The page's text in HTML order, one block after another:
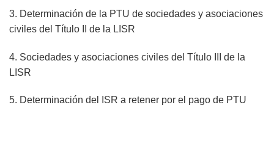
3. Determinación de la PTU de sociedades y asociaciones
civiles del Título II de la LISR
4. Sociedades y asociaciones civiles del Título III de la
LISR
5. Determinación del ISR a retener por el pago de PTU